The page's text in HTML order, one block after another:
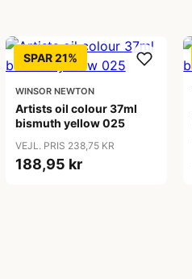
SPAR 21%
WINSOR NEWTON
Artists oil colour 37ml
bismuth yellow 025
VEJL. PRIS 238,75 KR
188,95 kr